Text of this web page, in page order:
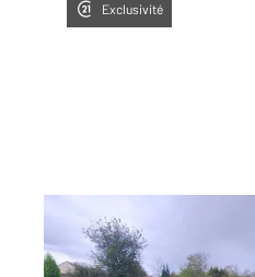
Exclusivité
MOYENNEVILLE 80
3702 m2
Ref : 3699